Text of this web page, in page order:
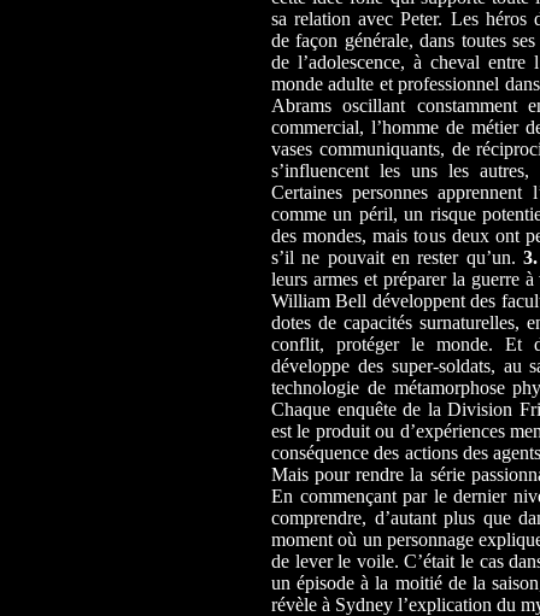
sa relation avec Peter. Les héros
de façon générale, dans toutes
de l’adolescence, à cheval
monde adulte et professionnel
Abrams oscillant
commercial, l’homme de métier
vases communiquants, de
s’influencent les uns les autres,
Certaines personnes
comme un péril, un risque
des mondes, mais tous deux ont
s’il ne pouvait en rester qu’un. 3.
leurs armes et préparer la guerre
William Bell développent des
dotes de capacités surnaturelles,
conflit, protéger le monde. Et
développe des super-soldats,
technologie de métamorphose
Chaque enquête de la Division
est le produit ou d’expériences
conséquence des actions des
Mais pour rendre la série
En commençant par le dernier
comprendre, d’autant plus que
moment où un personnage
de lever le voile. C’était le cas
un épisode à la moitié de la
révèle à Sydney l’explication du